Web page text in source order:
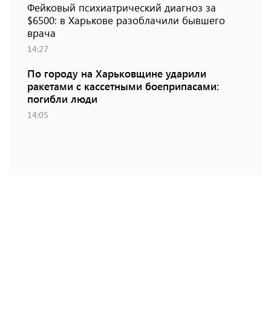
Фейковый психиатрический диагноз за
$6500: в Харькове разоблачили бывшего
врача
14:27
По городу на Харьковщине ударили
ракетами с кассетными боеприпасами:
погибли люди
14:05